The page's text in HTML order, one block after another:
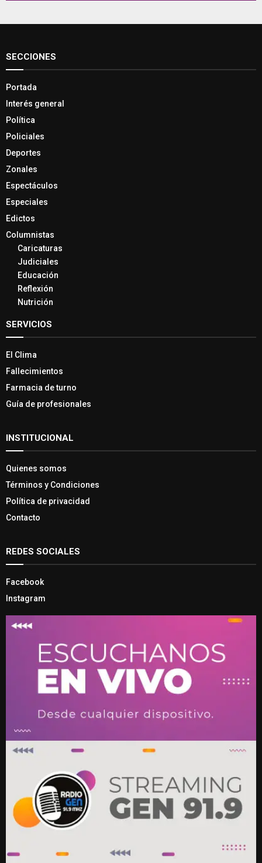
SECCIONES
Portada
Interés general
Política
Policiales
Deportes
Zonales
Espectáculos
Especiales
Edictos
Columnistas
Caricaturas
Judiciales
Educación
Reflexión
Nutrición
SERVICIOS
El Clima
Fallecimientos
Farmacia de turno
Guía de profesionales
INSTITUCIONAL
Quienes somos
Términos y Condiciones
Política de privacidad
Contacto
REDES SOCIALES
Facebook
Instagram